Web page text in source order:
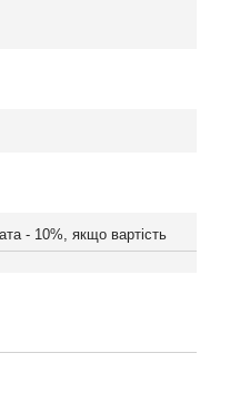
- 10%, якщо вартість